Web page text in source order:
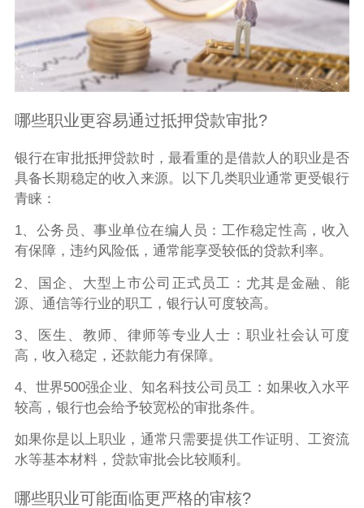
哪些职业更容易通过抵押贷款审批?
银行在审批抵押贷款时，最看重的是借款人的职业是否
具备长期稳定的收入来源。以下几类职业通常更受银行
青睐：
1、公务员、事业单位在编人员：工作稳定性高，收入
有保障，违约风险低，通常能享受较低的贷款利率。
2、国企、大型上市公司正式员工：尤其是金融、能
源、通信等行业的职工，银行认可度较高。
3、医生、教师、律师等专业人士：职业社会认可度
高，收入稳定，还款能力有保障。
4、世界500强企业、知名科技公司员工：如果收入水平
较高，银行也会给予较宽松的审批条件。
如果你是以上职业，通常只需要提供工作证明、工资流
水等基本材料，贷款审批会比较顺利。
哪些职业可能面临更严格的审核?